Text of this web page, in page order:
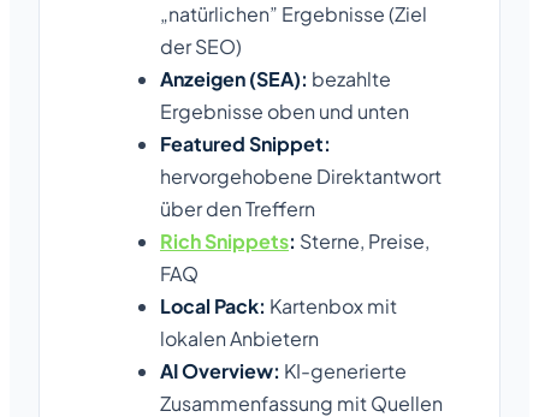
„natürlichen” Ergebnisse (Ziel
der SEO)
Anzeigen (SEA): bezahlte
Ergebnisse oben und unten
Featured Snippet:
hervorgehobene Direktantwort
über den Treffern
Rich Snippets: Sterne, Preise,
FAQ
Local Pack: Kartenbox mit
lokalen Anbietern
AI Overview: KI-generierte
Zusammenfassung mit Quellen